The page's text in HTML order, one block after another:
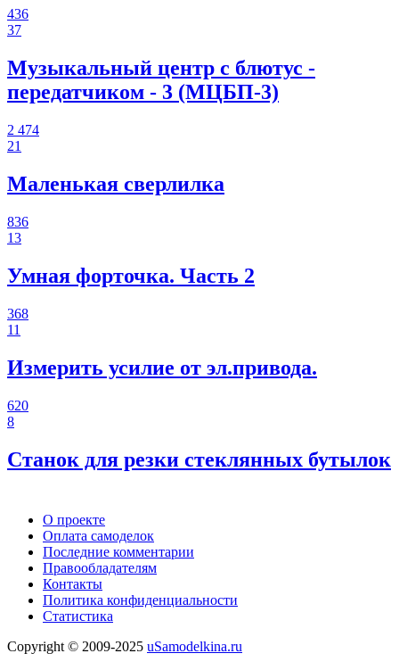
436
37
Музыкальный центр с блютус -
передатчиком - 3 (МЦБП-3)
2 474
21
Маленькая сверлилка
836
13
Умная форточка. Часть 2
368
11
Измерить усилие от эл.привода.
620
8
Станок для резки стеклянных бутылок
О проекте
Оплата самоделок
Последние комментарии
Правообладателям
Контакты
Политика конфиденциальности
Статистика
Copyright © 2009-2025 uSamodelkina.ru